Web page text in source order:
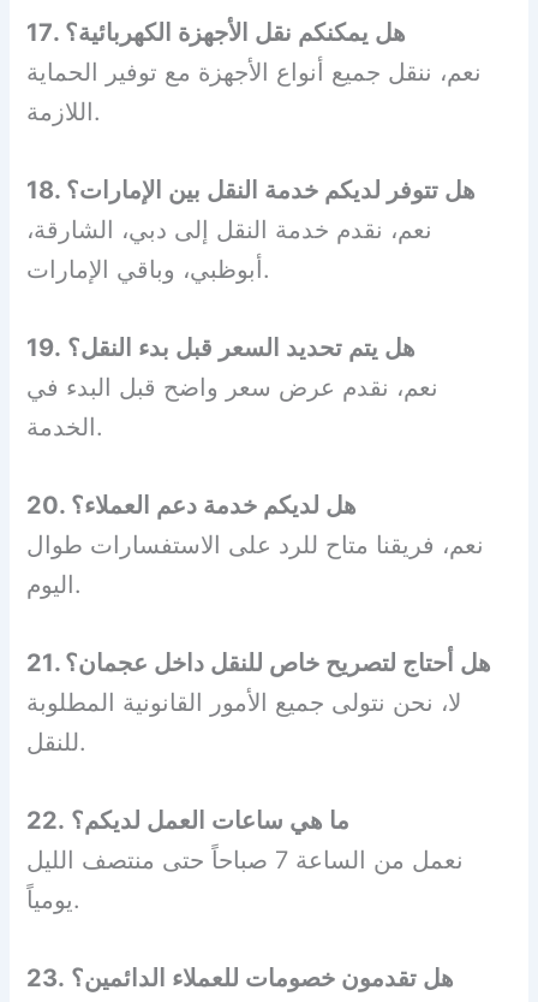
17. هل يمكنكم نقل الأجهزة الكهربائية؟
نعم، ننقل جميع أنواع الأجهزة مع توفير الحماية
اللازمة.
18. هل تتوفر لديكم خدمة النقل بين الإمارات؟
نعم، نقدم خدمة النقل إلى دبي، الشارقة،
أبوظبي، وباقي الإمارات.
19. هل يتم تحديد السعر قبل بدء النقل؟
نعم، نقدم عرض سعر واضح قبل البدء في
الخدمة.
20. هل لديكم خدمة دعم العملاء؟
نعم، فريقنا متاح للرد على الاستفسارات طوال
اليوم.
21. هل أحتاج لتصريح خاص للنقل داخل عجمان؟
لا، نحن نتولى جميع الأمور القانونية المطلوبة
للنقل.
22. ما هي ساعات العمل لديكم؟
نعمل من الساعة 7 صباحاً حتى منتصف الليل
يومياً.
23. هل تقدمون خصومات للعملاء الدائمين؟